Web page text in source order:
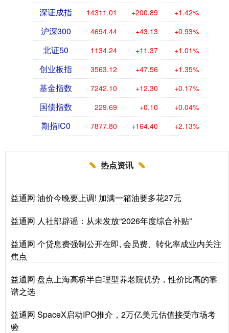
深证成指 14311.01 +200.89 +1.42%
沪深300 4694.44 +43.13 +0.93%
北证50 1134.24 +11.37 +1.01%
创业板指 3563.12 +47.56 +1.35%
基金指数 7242.10 +12.30 +0.17%
国债指数 229.69 +0.10 +0.04%
期指IC0 7877.80 +164.40 +2.13%
热点资讯
益通网 油价今晚要上调! 加满一箱油要多花27元
益通网 人社部辟谣：从未发放“2026年度综合补贴”
益通网 个贷息费强制公开在即, 会员费、转化率成业内关注
焦点
益通网 盘点上海高桥半自理型养老院优势，性价比高的靠
谱之选
益通网 SpaceX启动IPO推介，2万亿美元估值接受市场考
验